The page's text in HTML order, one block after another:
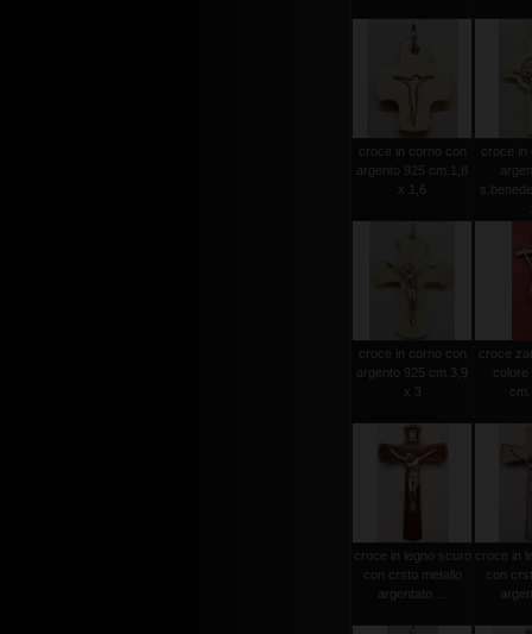
croce in corno con
argento 925 cm.1,8
x 1,6
croce in
croce in corno con
argento 925 cm.3,9
x 3
croce
colore
croce in legno scuro
con crsto metallo
argentato ...
croce in
con